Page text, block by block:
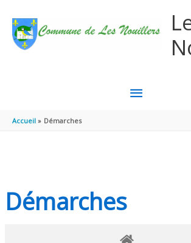
MENU
Accueil Démarches
Démarches